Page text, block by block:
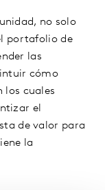
no solo
portafolio de
las
intuir cómo
los cuales
el
de valor para
la